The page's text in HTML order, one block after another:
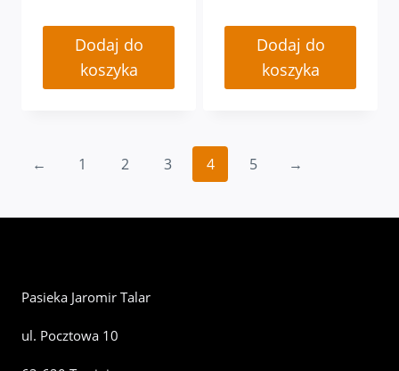
Dodaj do
koszyka
Dodaj do
koszyka
← 1 2 3 4 5 →
Pasieka Jaromir Talar
ul. Pocztowa 10